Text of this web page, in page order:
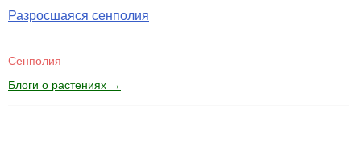
Разросшаяся сенполия
Сенполия
Блоги о растениях →